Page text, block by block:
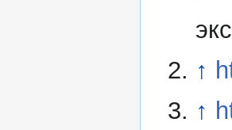
↑
↑